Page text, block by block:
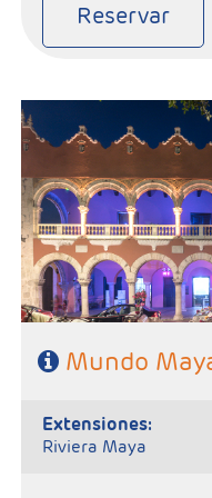
Reservar
-Salidas: Sábados
- Ruta: 3 Noches Ciudad
en Campeche, 1 Noche en
- Categoría Hotelera: C, B
Régimen: Según itinerario
Mundo
extensiones:
Riviera Maya